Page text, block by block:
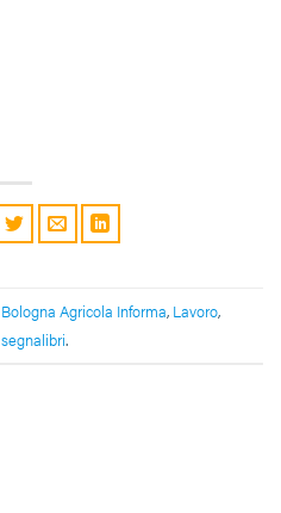
Bologna Agricola Informa, Lavoro,
segnalibri.